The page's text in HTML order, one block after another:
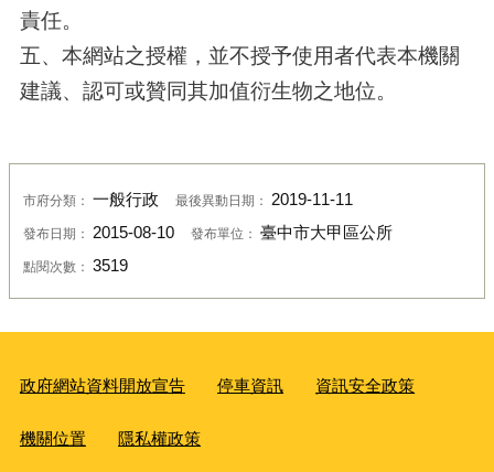
責任。
五、本網站之授權，並不授予使用者代表本機關
建議、認可或贊同其加值衍生物之地位。
市府分類： 一般行政 最後異動日期： 2019-11-11
發布日期： 2015-08-10 發布單位： 臺中市大甲區公所
點閱次數： 3519
政府網站資料開放宣告 停車資訊 資訊安全政策
機關位置 隱私權政策